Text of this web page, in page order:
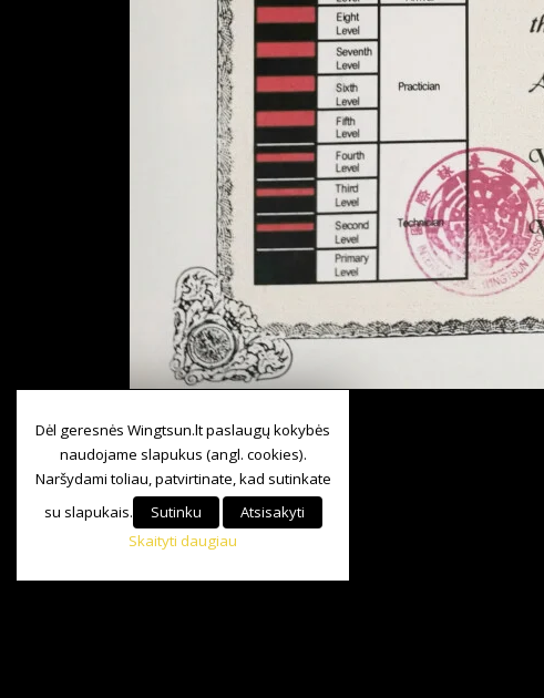
Dėl geresnės Wingtsun.lt paslaugų kokybės
naudojame slapukus (angl. cookies).
Naršydami toliau, patvirtinate, kad sutinkate
su slapukais.
Sutinku
Atsisakyti
Skaityti daugiau